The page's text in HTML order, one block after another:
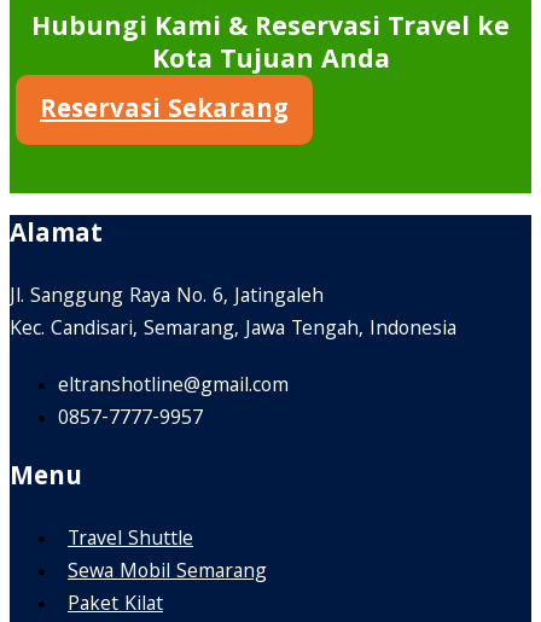
Hubungi Kami & Reservasi Travel ke
Kota Tujuan Anda
Reservasi Sekarang
Alamat
Jl. Sanggung Raya No. 6, Jatingaleh
Kec. Candisari, Semarang, Jawa Tengah, Indonesia
eltranshotline@gmail.com
0857-7777-9957
Menu
Travel Shuttle
Sewa Mobil Semarang
Paket Kilat